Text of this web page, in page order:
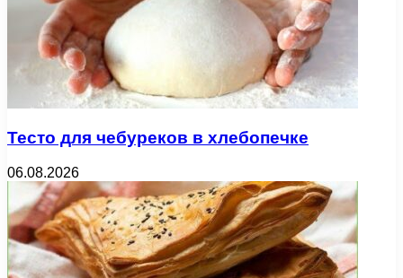
Тесто для чебуреков в хлебопечке
06.08.2026